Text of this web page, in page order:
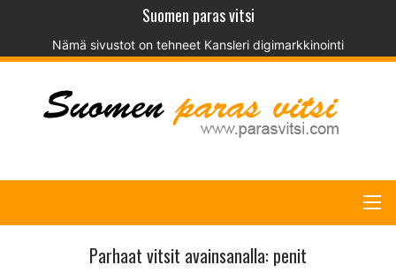
Suomen paras vitsi
Nämä sivustot on tehneet Kansleri digimarkkinointi
Parhaat vitsit avainsanalla: penit